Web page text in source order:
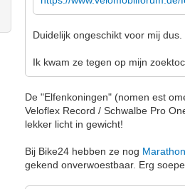
Duidelijk ongeschikt voor mij dus.
Ik kwam ze tegen op mijn
De "Elfenkoningen" (nomen est
Veloflex Record / Schwalbe Pro
lekker licht in gewicht!
Bij Bike24 hebben ze nog
gekend onverwoestbaar. Erg